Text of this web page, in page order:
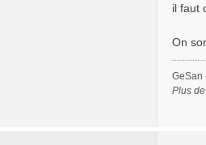
il faut
On
GeSan
Plus